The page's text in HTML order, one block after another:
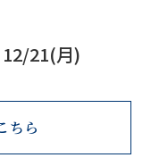
21(月)
ちら